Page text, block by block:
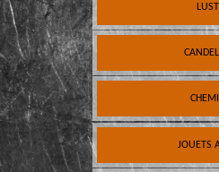
JOUETS